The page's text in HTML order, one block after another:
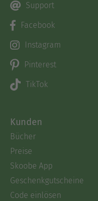
Support
Facebook
Instagram
Pinterest
TikTok
Kunden
Bücher
Preise
Skoobe App
Geschenkgutscheine
Code einlösen